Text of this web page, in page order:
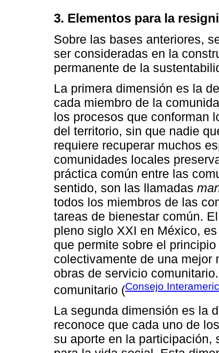
3. Elementos para la
Sobre las bases anteriores,
ser consideradas en la
permanente de la
La primera dimensión es la
cada miembro de la
los procesos que conforman
del territorio, sin que nadie
requiere recuperar muchos
comunidades locales
práctica común entre las
sentido, son las llamadas
todos los miembros de las
tareas de bienestar común.
pleno siglo XXI en México,
que permite sobre el
colectivamente de una mejor
obras de servicio
comunitario (Consejo
La segunda dimensión es la
reconoce que cada uno de
su aporte en la participación,